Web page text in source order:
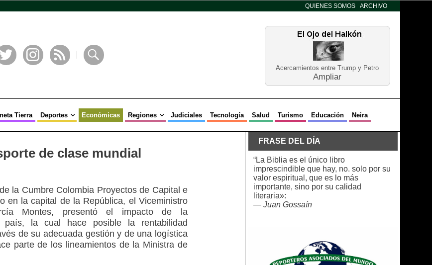
QUIENES SOMOS ARCHIVO
Acercamientos entre Trump y Petro
Ampliar
Tierra Deportes Económicas Regiones Judiciales Tecnología Salud Turismo Educación Neira
de clase mundial
la Cumbre Colombia Proyectos de Capital e
en la capital de la República, el Viceministro
Montes, presentó el impacto de la
país, la cual hace posible la rentabilidad
de su adecuada gestión y de una logística
parte de los lineamientos de la Ministra de
FRASE DEL DÍA
“La Biblia es el único libro
imprescindible que hay, no. solo por su
valor espiritual, que es lo más
importante, sino por su calidad
literaria»:
— Juan Gossaín